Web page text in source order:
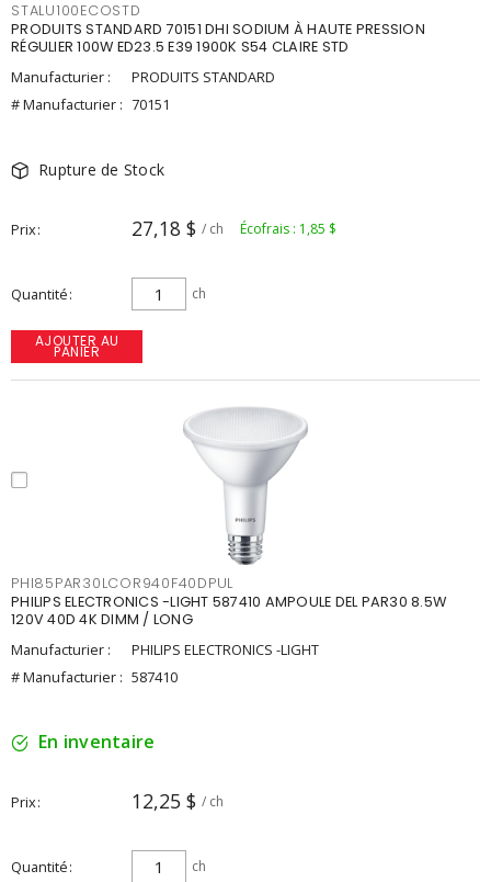
STALU100ECOSTD
PRODUITS STANDARD 70151 DHI SODIUM À HAUTE PRESSION
RÉGULIER 100W ED23.5 E39 1900K S54 CLAIRE STD
Manufacturier :
PRODUITS STANDARD
# Manufacturier : 70151
Rupture de Stock
Prix 27,18 $ / ch Écofrais : 1,85 $
Quantité ch
AJOUTER AU
PANIER
PHI85PAR30LCOR940F40DPUL
PHILIPS ELECTRONICS -LIGHT 587410 AMPOULE DEL PAR30 8.5W
120V 40D 4K DIMM / LONG
Manufacturier :
PHILIPS ELECTRONICS -LIGHT
# Manufacturier : 587410
En inventaire
Prix 12,25 $ / ch
Quantité ch